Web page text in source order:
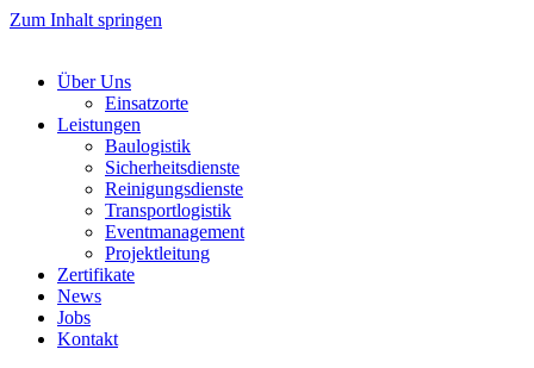
Zum Inhalt springen
Über Uns
Einsatzorte
Leistungen
Baulogistik
Sicherheitsdienste
Reinigungsdienste
Transportlogistik
Eventmanagement
Projektleitung
Zertifikate
News
Jobs
Kontakt